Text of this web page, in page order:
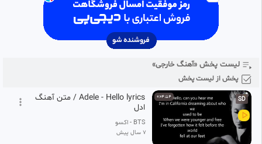
#‌آهنگ
لیست پخش «آهنگ خارجی»
پخش از لیست پخش
BTS - اکسو
7 سال پیش
0:03:35
آهنگ Lana Del Rey به نام
Rehab Ii
0:04:54 SD
Adele - Hello lyrics / متن آهنگ
ادل
BTS - اکسو
7 سال پیش